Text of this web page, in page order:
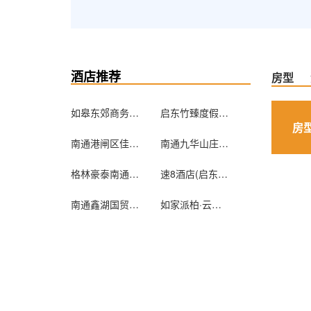
酒店推荐
如皋东郊商务宾馆 启东竹臻度假公寓
南通港闸区佳家168商务酒店 南通九华山庄花园酒店
格林豪泰南通家纺城汽车站快捷酒店 速8酒店(启东汽车总站店)
南通鑫湖国贸精装公寓 如家派柏·云酒店（南通南大街八仙城店）
房型
房